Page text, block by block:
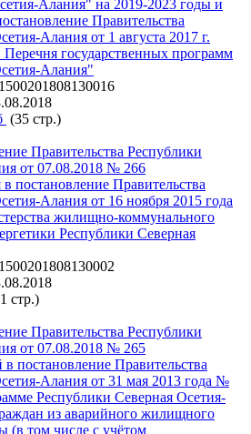
Алания" на 2019-2023 годы и
Правительства
Алания от 1 августа 2017 г.
государственных программ
Алания"
1500201808130016
(35 стр.)
Правительства Республики
от 07.08.2018 № 266
постановление Правительства
Алания от 16 ноября 2015 года
жилищно-коммунального
Республики Северная
1500201808130002
стр.)
Правительства Республики
от 07.08.2018 № 265
постановление Правительства
Алания от 31 мая 2013 года №
Республики Северная Осетия-
из аварийного жилищного
(в том числе с учётом